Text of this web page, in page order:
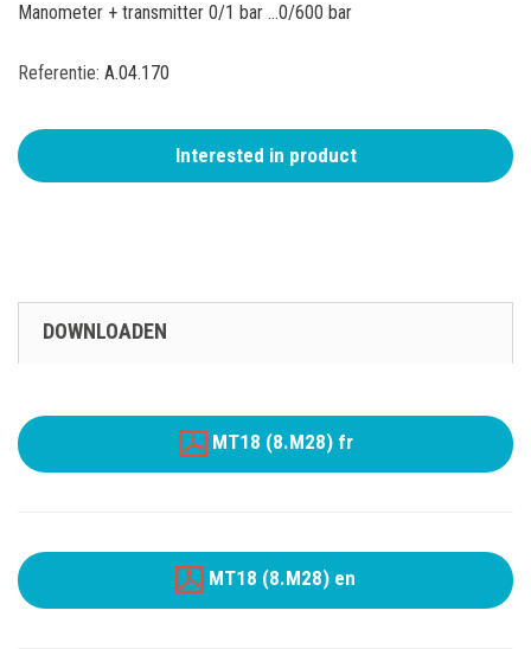
Manometer + transmitter 0/1 bar ...0/600 bar
Referentie: A.04.170
Interested in product
DOWNLOADEN
MT18 (8.M28) fr
MT18 (8.M28) en